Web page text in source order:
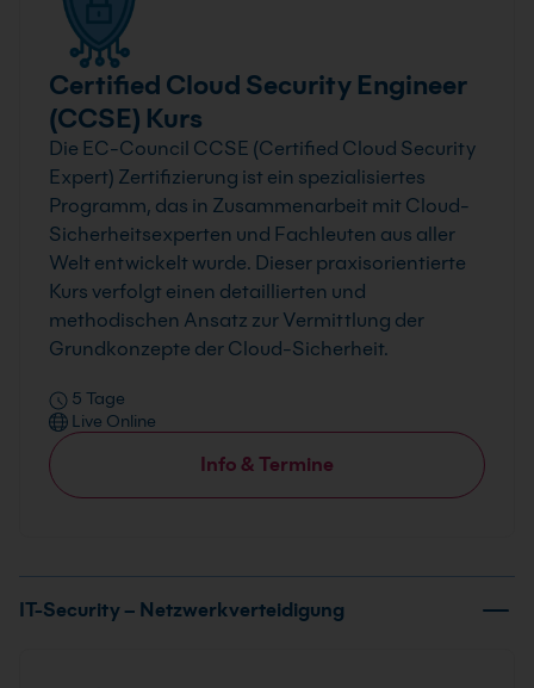
Certified Cloud Security Engineer
(CCSE) Kurs
Die EC-Council CCSE (Certified Cloud Security
Expert) Zertifizierung ist ein spezialisiertes
Programm, das in Zusammenarbeit mit Cloud-
Sicherheitsexperten und Fachleuten aus aller
Welt entwickelt wurde. Dieser praxisorientierte
Kurs verfolgt einen detaillierten und
methodischen Ansatz zur Vermittlung der
Grundkonzepte der Cloud-Sicherheit.
5 Tage
Live Online
Info & Termine
IT-Security – Netzwerkverteidigung